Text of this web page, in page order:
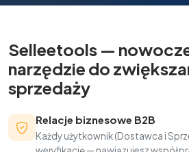
Selleetools —
narzędzie do
sprzedaży
Relacje biznesowe B2B
Każdy użytkownik (Dostawca i